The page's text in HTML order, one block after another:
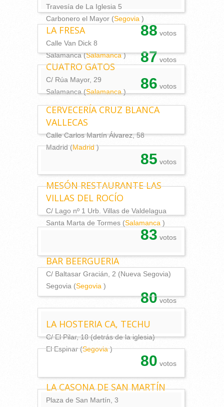
Travesía de La Iglesia 5
Carbonero el Mayor (Segovia )
88 votos
LA FRESA
Calle Van Dick 8
Salamanca (Salamanca ) 87 votos
CUATRO GATOS
C/ Rúa Mayor, 29
Salamanca (Salamanca ) 86 votos
CERVECERÍA CRUZ BLANCA
VALLECAS
Calle Carlos Martín Álvarez, 58
Madrid (Madrid )
85 votos
MESÓN RESTAURANTE LAS
VILLAS DEL ROCÍO
C/ Lago nº 1 Urb. Villas de Valdelagua
Santa Marta de Tormes (Salamanca )
83 votos
BAR BEERGUERIA
C/ Baltasar Gracián, 2 (Nueva Segovia)
Segovia (Segovia )
80 votos
LA HOSTERIA CA, TECHU
C/ El Pilar, 18 (detrás de la iglesia)
El Espinar (Segovia )
80 votos
LA CASONA DE SAN MARTÍN
Plaza de San Martín, 3